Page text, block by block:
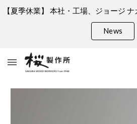
News